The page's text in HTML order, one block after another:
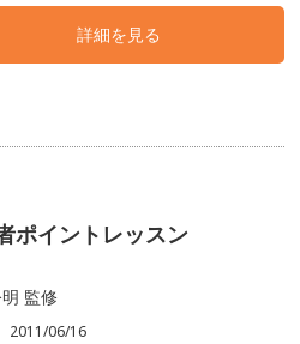
詳細を見る
ポイントレッスン
監修
2011/06/16